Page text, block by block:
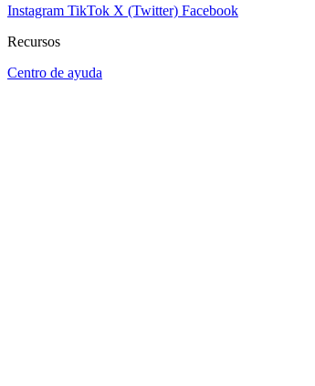
Instagram TikTok X (Twitter) Facebook
Recursos
Centro de ayuda